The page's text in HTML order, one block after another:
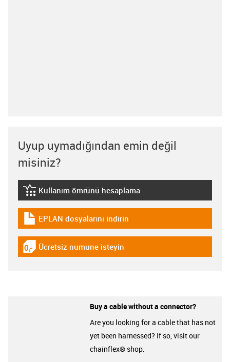
Uyup uymadığından emin değil
misiniz?
igus-icon-lebensdauerrechner
Kullanım ömrünü hesaplama
igus-icon-download-plan
EPLAN dosyalarını indirin
igus-icon-gratismuster
Ücretsiz numune isteyin
Buy a cable without a connector?
Are you looking for a cable that has not
yet been harnessed? If so, visit our
chainflex® shop.